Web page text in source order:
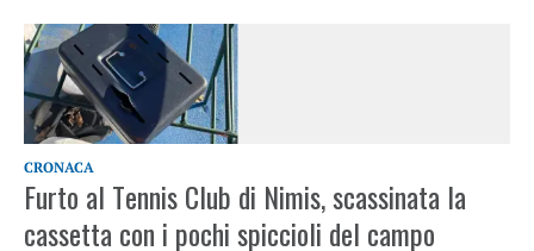
CRONACA
Furto al Tennis Club di Nimis, scassinata la
cassetta con i pochi spiccioli del campo